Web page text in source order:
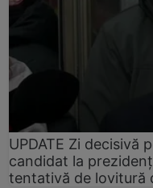
UPDATE Zi decisivă
candidat la
tentativă de lovitură